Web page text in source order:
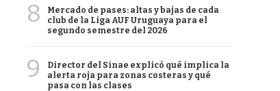
8
Mercado de pases: altas y bajas de cada
club de la Liga AUF Uruguaya para el
segundo semestre del 2026
9
Director del Sinae explicó qué implica la
alerta roja para zonas costeras y qué
pasa con las clases